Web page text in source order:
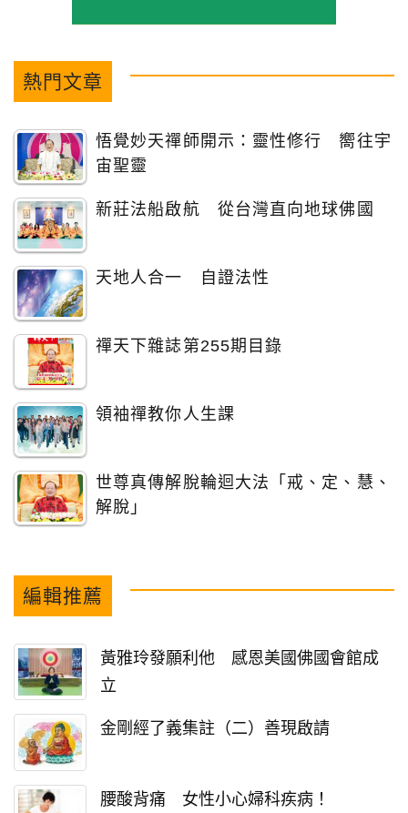
熱門文章
悟覺妙天禪師開示：靈性修行 嚮往宇
宙聖靈
新莊法船啟航 從台灣直向地球佛國
天地人合一 自證法性
禪天下雜誌第255期目錄
領袖禪教你人生課
世尊真傳解脫輪迴大法「戒、定、慧、
解脫」
編輯推薦
黃雅玲發願利他 感恩美國佛國會館成
立
金剛經了義集註（二）善現啟請
腰酸背痛 女性小心婦科疾病！